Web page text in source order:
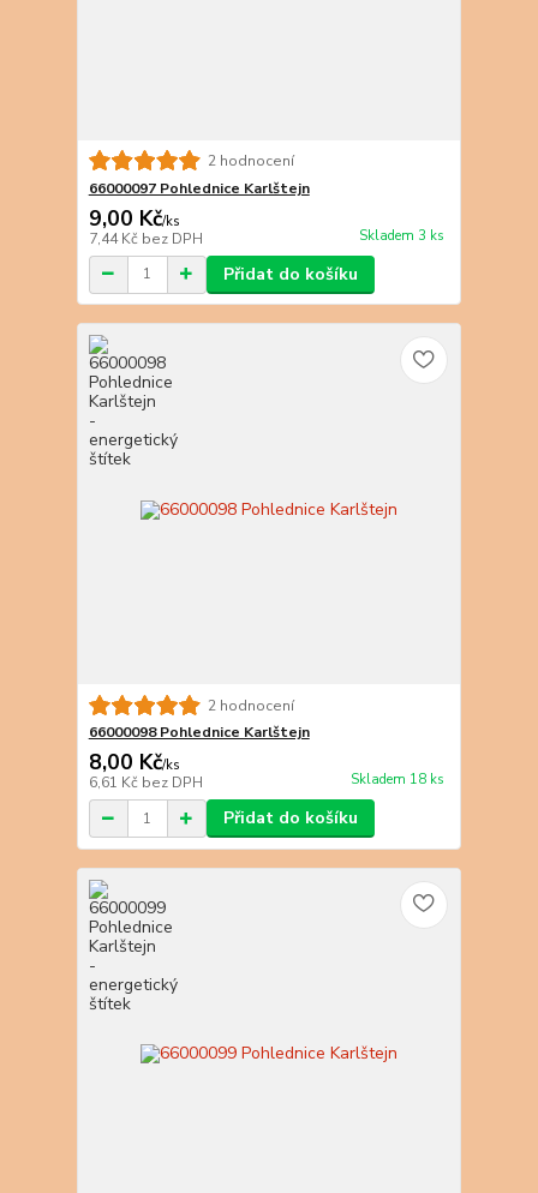
2 hodnocení
66000097 Pohlednice Karlštejn
9,00 Kč/ks
7,44 Kč bez DPH Skladem 3 ks
Přidat do košíku
2 hodnocení
66000098 Pohlednice Karlštejn
8,00 Kč/ks
6,61 Kč bez DPH Skladem 18 ks
Přidat do košíku